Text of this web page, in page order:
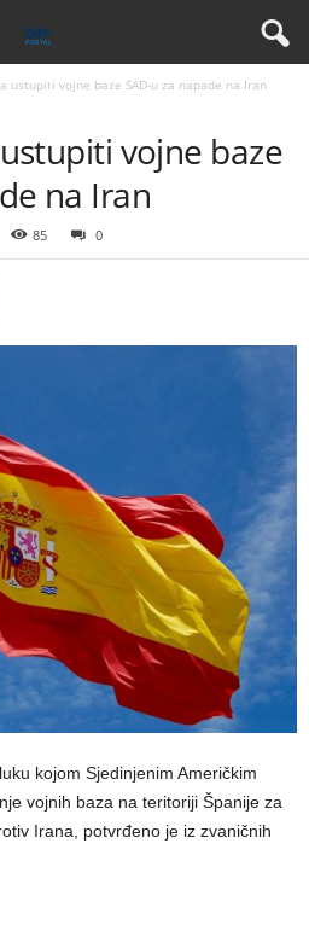
ustupiti vojne baze SAD-u za napade na Iran
vojne baze
na Iran
85 0
kojom Sjedinjenim Američkim
vojnih baza na teritoriji Španije za
Irana, potvrđeno je iz zvaničnih